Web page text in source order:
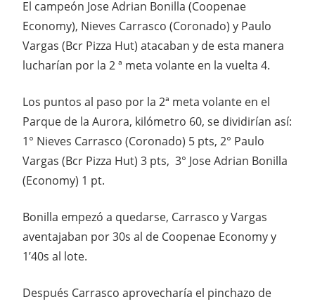
El campeón Jose Adrian Bonilla (Coopenae
Economy), Nieves Carrasco (Coronado) y Paulo
Vargas (Bcr Pizza Hut) atacaban y de esta manera
lucharían por la 2 ª meta volante en la vuelta 4.
Los puntos al paso por la 2ª meta volante en el
Parque de la Aurora, kilómetro 60, se dividirían así:
1° Nieves Carrasco (Coronado) 5 pts, 2° Paulo
Vargas (Bcr Pizza Hut) 3 pts, 3° Jose Adrian Bonilla
(Economy) 1 pt.
Bonilla empezó a quedarse, Carrasco y Vargas
aventajaban por 30s al de Coopenae Economy y
1’40s al lote.
Después Carrasco aprovecharía el pinchazo de